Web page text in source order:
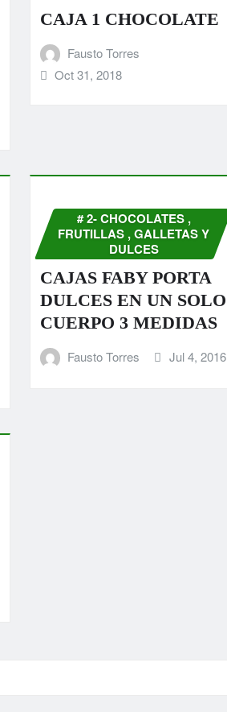
CAJA 1 CHOCOLATE
Fausto Torres
Oct 31, 2018
# 2- CHOCOLATES ,
FRUTILLAS , GALLETAS Y
DULCES
CAJAS FABY PORTA
DULCES EN UN SOLO
CUERPO 3 MEDIDAS
Fausto Torres Jul 4, 2016